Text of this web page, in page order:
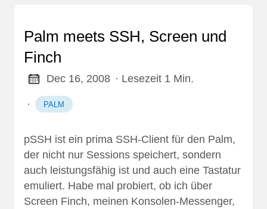
Palm meets SSH, Screen und
Finch
Dec 16, 2008 · Lesezeit 1 Min.
· PALM
pSSH ist ein prima SSH-Client für den Palm,
der nicht nur Sessions speichert, sondern
auch leistungsfähig ist und auch eine Tastatur
emuliert. Habe mal probiert, ob ich über
Screen Finch, meinen Konsolen-Messenger,